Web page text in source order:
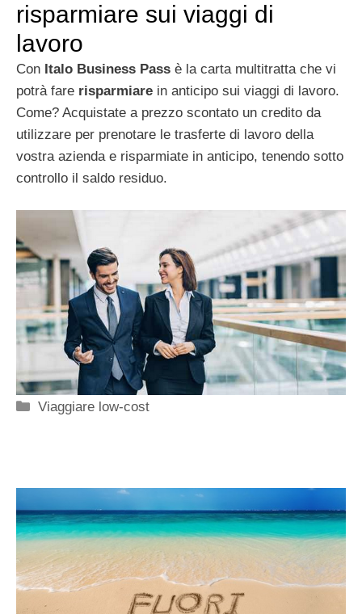
risparmiare sui viaggi di
lavoro
Con Italo Business Pass è la carta multitratta che vi
potrà fare risparmiare in anticipo sui viaggi di lavoro.
Come? Acquistate a prezzo scontato un credito da
utilizzare per prenotare le trasferte di lavoro della
vostra azienda e risparmiate in anticipo, tenendo sotto
controllo il saldo residuo.
Categorie
Viaggiare low-cost